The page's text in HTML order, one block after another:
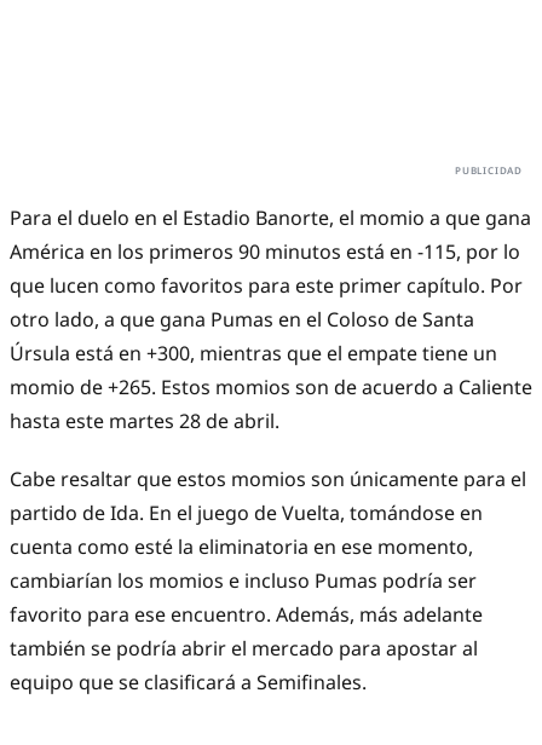
Para el duelo en el Estadio Banorte, el momio a que gana
América en los primeros 90 minutos está en -115, por lo
que lucen como favoritos para este primer capítulo. Por
otro lado, a que gana Pumas en el Coloso de Santa
Úrsula está en +300, mientras que el empate tiene un
momio de +265. Estos momios son de acuerdo a Caliente
hasta este martes 28 de abril.
Cabe resaltar que estos momios son únicamente para el
partido de Ida. En el juego de Vuelta, tomándose en
cuenta como esté la eliminatoria en ese momento,
cambiarían los momios e incluso Pumas podría ser
favorito para ese encuentro. Además, más adelante
también se podría abrir el mercado para apostar al
equipo que se clasificará a Semifinales.